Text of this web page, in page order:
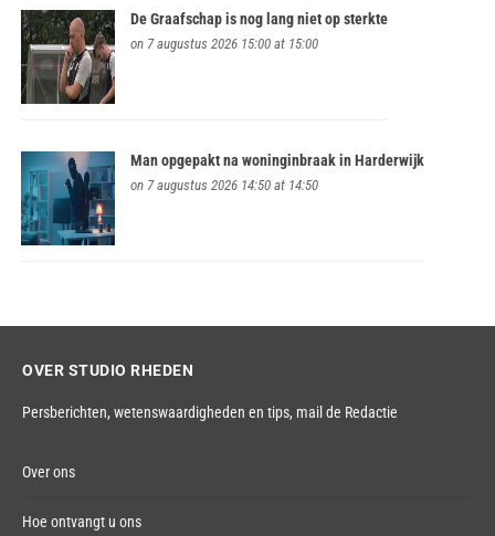
De Graafschap is nog lang niet op sterkte
on 7 augustus 2026 15:00 at 15:00
Man opgepakt na woninginbraak in Harderwijk
on 7 augustus 2026 14:50 at 14:50
OVER STUDIO RHEDEN
Persberichten, wetenswaardigheden en tips, mail de Redactie
Over ons
Hoe ontvangt u ons